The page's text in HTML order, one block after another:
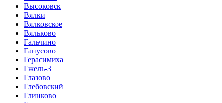
Высоковск
Вялки
Вялковское
Вяльково
Гальчино
Ганусово
Герасимиха
Гжель-3
Глазово
Глебовский
Глинково